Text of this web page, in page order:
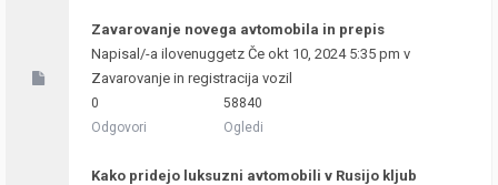
Zavarovanje novega avtomobila in prepis
Napisal/-a ilovenuggetz Če okt 10, 2024 5:35 pm v
Zavarovanje in registracija vozil
0
Odgovori
58840
Ogledi
Kako pridejo luksuzni avtomobili v Rusijo kljub